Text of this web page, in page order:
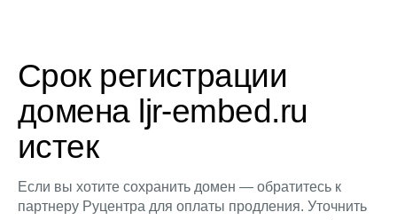
Срок регистрации
домена ljr-embed.ru
истек
Если вы хотите сохранить домен — обратитесь к
партнеру Руцентра для оплаты продления. Уточнить